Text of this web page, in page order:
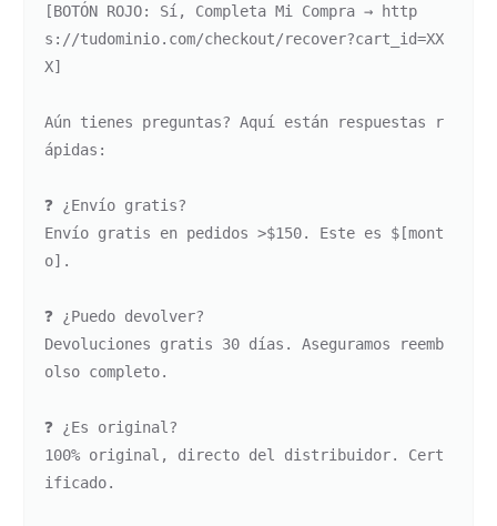
[BOTÓN ROJO: Sí, Completa Mi Compra → http
s://tudominio.com/checkout/recover?cart_id=XX
X]
Aún tienes preguntas? Aquí están respuestas r
ápidas:
❓ ¿Envío gratis?
Envío gratis en pedidos >$150. Este es $[mont
o].
❓ ¿Puedo devolver?
Devoluciones gratis 30 días. Aseguramos reemb
olso completo.
❓ ¿Es original?
100% original, directo del distribuidor. Cert
ificado.